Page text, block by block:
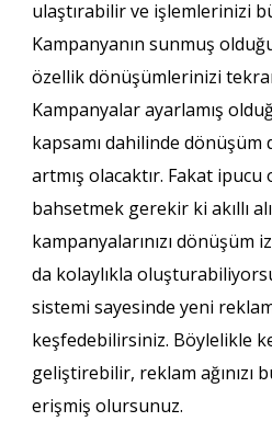
ulaştırabilir ve işlemlerinizi
Kampanyanın sunmuş
özellik dönüşümlerinizi
Kampanyalar ayarlamış
kapsamı dahilinde
artmış olacaktır. Fakat
bahsetmek gerekir ki akıllı
kampanyalarınızı dönüşüm
da kolaylıkla
sistemi sayesinde yeni
keşfedebilirsiniz. Böylelikle
geliştirebilir, reklam ağınızı
erişmiş olursunuz.